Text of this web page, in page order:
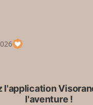
l'application
l'aventure !